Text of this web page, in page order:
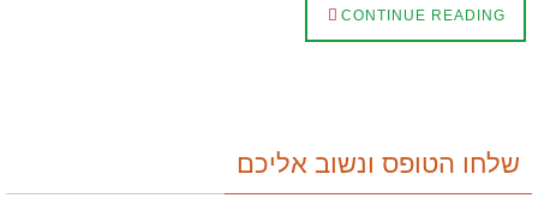
CONTINUE READING
שלחו הטופס ונשוב אליכם